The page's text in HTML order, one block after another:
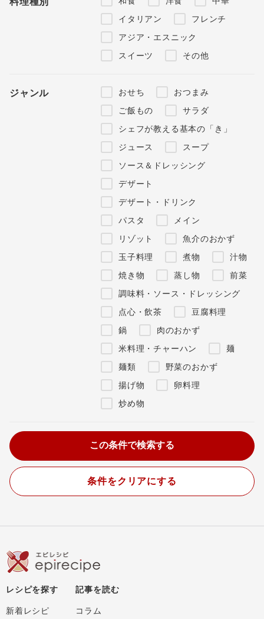
イタリアン
フレンチ
アジア・エスニック
スイーツ
その他
ジャンル おせち
おつまみ
ご飯もの
サラダ
シェフが教える基本の「き」
ジュース
スープ
ソース＆ドレッシング
デザート
デザート・ドリンク
パスタ
メイン
リゾット
魚介のおかず
玉子料理
煮物
汁物
焼き物
蒸し物
前菜
調味料・ソース・ドレッシング
点心・飲茶
豆腐料理
鍋
肉のおかず
米料理・チャーハン
麺
麺類
野菜のおかず
揚げ物
卵料理
炒め物
条件をクリアにする
レシピを探す
新着レシピ
記事を読む
コラム